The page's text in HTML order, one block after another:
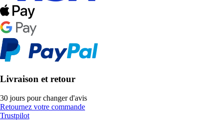
Livraison et retour
30 jours pour changer d'avis
Retournez votre commande
Trustpilot